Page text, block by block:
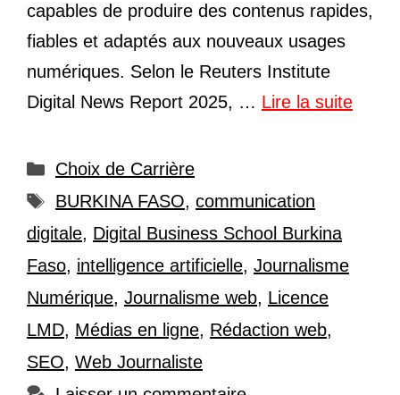
capables de produire des contenus rapides,
fiables et adaptés aux nouveaux usages
numériques. Selon le Reuters Institute
Digital News Report 2025, … Lire la suite
Catégories
Choix de Carrière
Étiquettes
BURKINA FASO, communication
digitale, Digital Business School Burkina
Faso, intelligence artificielle, Journalisme
Numérique, Journalisme web, Licence
LMD, Médias en ligne, Rédaction web,
SEO, Web Journaliste